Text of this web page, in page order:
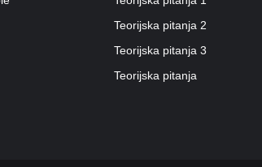
Teorijska pitanja 2
Teorijska pitanja 3
Teorijska pitanja